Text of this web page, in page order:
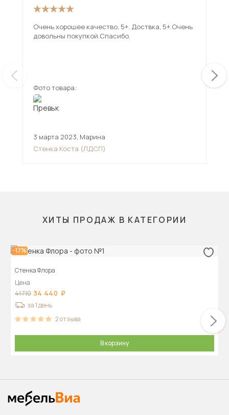
Очень хорошее качество, 5+. Доствка, 5+.Очень
довольны покупкой.Спасибо.
Фото товара:
3 марта 2023, Марина
Стенка Коста (ЛДСП)
ХИТЫ ПРОДАЖ В КАТЕГОРИИ
-17%
Стенка Флора
Цена
41 710 34 440
за 1 день
2отзыва
В корзину